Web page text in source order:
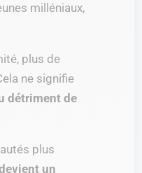
milléniaux,
plus de
ne signifie
détriment de
plus
un